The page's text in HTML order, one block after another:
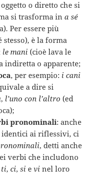
o diretto che si
si trasforma ina sé
Per essere più
stesso), è la forma
le mani (cioè lava le
indiretta o apparente;
, per esempio: i cani
a dire si
, l’uno con l’altro (ed
pronominali: anche
identici ai riflessivi, ci
, detti anche
verbi che includono
ti,ci,si evi nel loro